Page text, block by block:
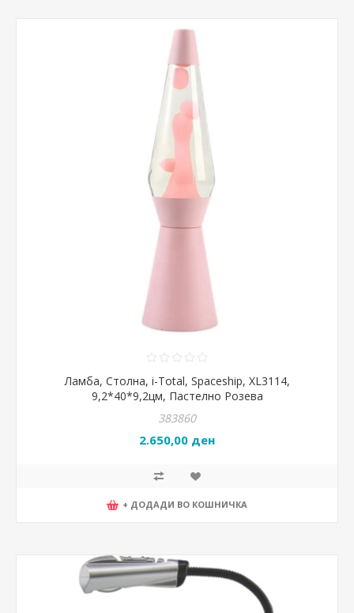
Ламба, Столна, i-Total, Spaceship, XL3114,
9,2*40*9,2цм, Пастелно Розева
383860
2.650,00 ден
+ ДОДАДИ ВО КОШНИЧКА